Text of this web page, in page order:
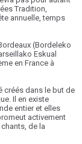
Tradition,
annuelle, temps
(Bordeleko
Eskual
en France à
créés dans le but de
Il en existe
entier et elles
activement
de la